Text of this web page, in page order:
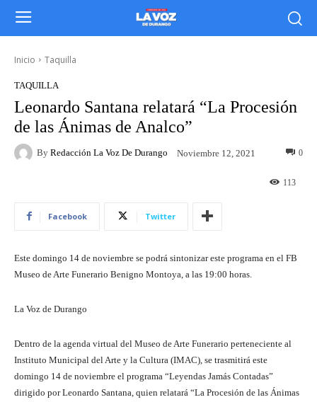
Inicio Taquilla
TAQUILLA
Leonardo Santana relatará “La Procesión
de las Ánimas de Analco”
By Redacción La Voz De Durango Noviembre 12, 2021 0
113
Facebook Twitter
Este domingo 14 de noviembre se podrá sintonizar este programa en el FB
Museo de Arte Funerario Benigno Montoya, a las 19:00 horas.
La Voz de Durango
Dentro de la agenda virtual del Museo de Arte Funerario perteneciente al
Instituto Municipal del Arte y la Cultura (IMAC), se trasmitirá este
domingo 14 de noviembre el programa “Leyendas Jamás Contadas”
dirigido por Leonardo Santana, quien relatará “La Procesión de las Ánimas